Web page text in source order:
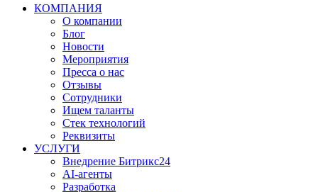
КОМПАНИЯ
О компании
Блог
Новости
Мероприятия
Пресса о нас
Отзывы
Сотрудники
Ищем таланты
Стек технологий
Реквизиты
УСЛУГИ
Внедрение Битрикс24
AI-агенты
Разработка